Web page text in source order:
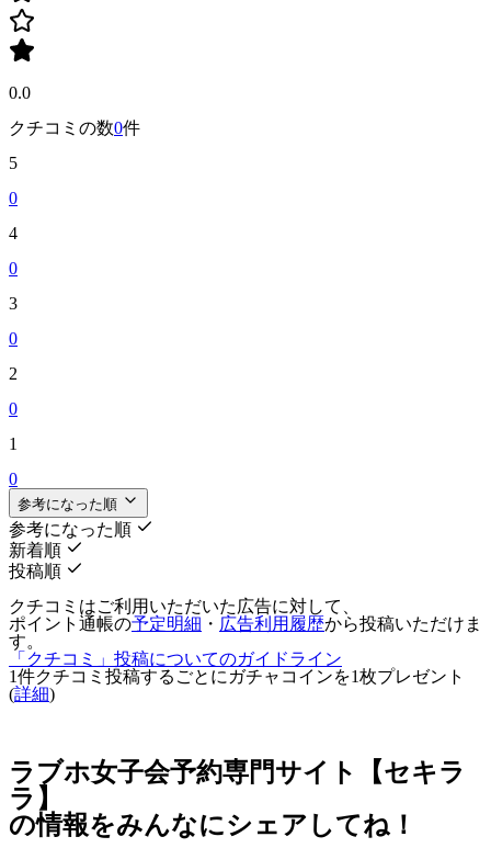
0.0
クチコミの数0件
5
0
4
0
3
0
2
0
1
0
参考になった順
参考になった順
新着順
投稿順
クチコミはご利用いただいた広告に対して、
ポイント通帳の予定明細 ・ 広告利用履歴から投稿いただけま
す。
「クチコミ」投稿についてのガイドライン
1件クチコミ投稿するごとに ガチャコインを1枚プレゼント
(詳細)
ラブホ女子会予約専門サイト【セキラ
ラ】
の情報をみんなにシェアしてね！